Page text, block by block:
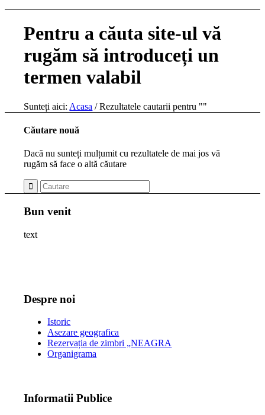
Pentru a căuta site-ul vă
rugăm să introduceți un
termen valabil
Sunteți aici: Acasa / Rezultatele cautarii pentru ""
Căutare nouă
Dacă nu sunteți mulțumit cu rezultatele de mai jos vă
rugăm să face o altă căutare
Bun venit
text
Despre noi
Istoric
Asezare geografica
Rezervația de zimbri „NEAGRA
Organigrama
Informatii Publice